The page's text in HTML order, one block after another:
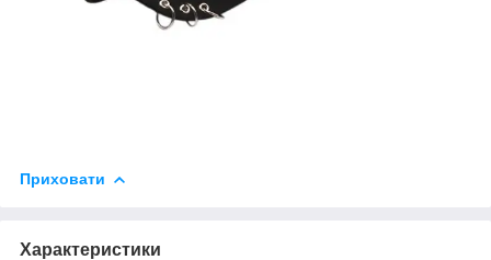
Приховати
Характеристики